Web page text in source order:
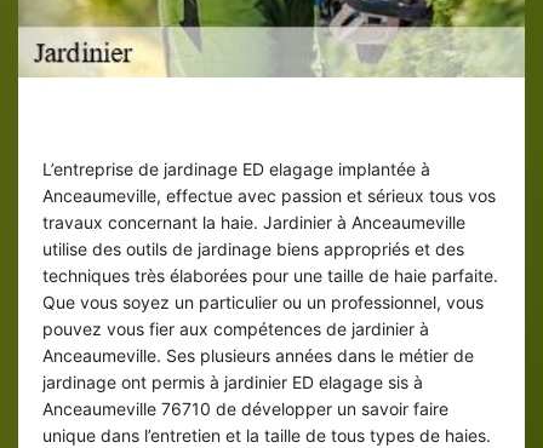
L’entreprise de jardinage ED elagage implantée à
Anceaumeville, effectue avec passion et sérieux tous vos
travaux concernant la haie. Jardinier à Anceaumeville
utilise des outils de jardinage biens appropriés et des
techniques très élaborées pour une taille de haie parfaite.
Que vous soyez un particulier ou un professionnel, vous
pouvez vous fier aux compétences de jardinier à
Anceaumeville. Ses plusieurs années dans le métier de
jardinage ont permis à jardinier ED elagage sis à
Anceaumeville 76710 de développer un savoir faire
unique dans l’entretien et la taille de tous types de haies.